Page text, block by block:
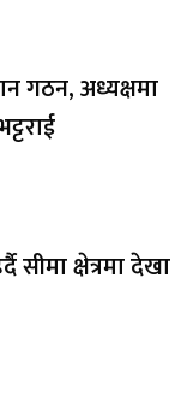
गठन, अध्यक्षमा
सीमा क्षेत्रमा देखा